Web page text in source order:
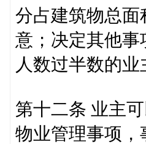
分占建筑物总
意；决定其他
人数过半数的业
第十二条 业主
物业管理事项